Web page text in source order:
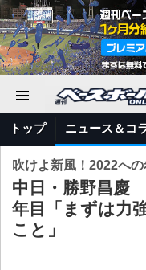
トップ ニュース＆コ
吹けよ新風！2022へ
中日・勝野昌慶
年目「まずは力
こと」